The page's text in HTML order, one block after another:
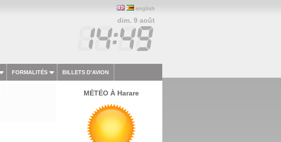
english
dim. 9 août
FORMALITÉS BILLETS D'AVION
MÉTÉO À Harare